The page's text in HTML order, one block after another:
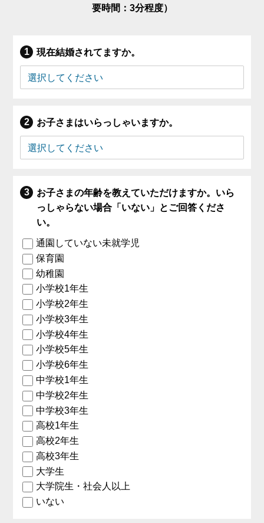
要時間：3分程度）
現在結婚されてますか。
お子さまはいらっしゃいますか。
お子さまの年齢を教えていただけますか。いら
っしゃらない場合「いない」とご回答くださ
い。
通園していない未就学児
保育園
幼稚園
小学校1年生
小学校2年生
小学校3年生
小学校4年生
小学校5年生
小学校6年生
中学校1年生
中学校2年生
中学校3年生
高校1年生
高校2年生
高校3年生
大学生
大学院生・社会人以上
いない